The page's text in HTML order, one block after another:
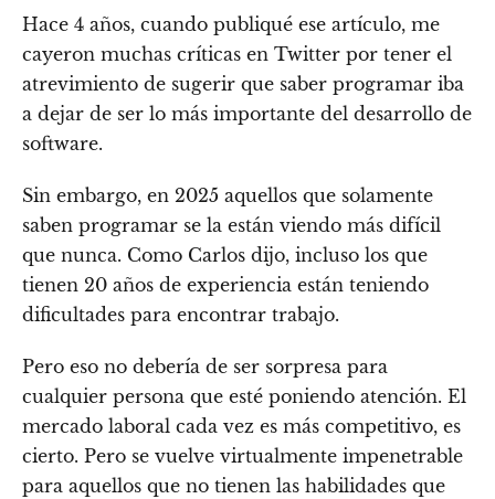
Hace 4 años, cuando publiqué ese artículo, me
cayeron muchas críticas en Twitter por tener el
atrevimiento de sugerir que saber programar iba
a dejar de ser lo más importante del desarrollo de
software.
Sin embargo, en 2025 aquellos que solamente
saben programar se la están viendo más difícil
que nunca. Como Carlos dijo, incluso los que
tienen 20 años de experiencia están teniendo
dificultades para encontrar trabajo.
Pero eso no debería de ser sorpresa para
cualquier persona que esté poniendo atención. El
mercado laboral cada vez es más competitivo, es
cierto. Pero se vuelve virtualmente impenetrable
para aquellos que no tienen las habilidades que